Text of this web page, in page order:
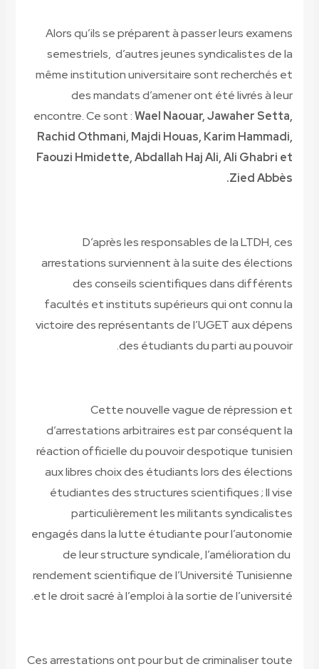
Alors qu’ils se préparent à passer leurs examens
semestriels, d’autres jeunes syndicalistes de la
même institution universitaire sont recherchés et
des mandats d’amener ont été livrés à leur
encontre. Ce sont :Wael Naouar, Jawaher Setta,
Rachid Othmani, Majdi Houas, Karim Hammadi,
Faouzi Hmidette, Abdallah Haj Ali, Ali Ghabri et
Zied Abbès.
D’après les responsables de la LTDH, ces
arrestations surviennent à la suite des élections
des conseils scientifiques dans différents
facultés et instituts supérieurs qui ont connu la
victoire des représentants de l’UGET aux dépens
des étudiants du parti au pouvoir.
Cette nouvelle vague de répression et
d’arrestations arbitraires est par conséquent la
réaction officielle du pouvoir despotique tunisien
aux libres choix des étudiants lors des élections
étudiantes des structures scientifiques ; Il vise
particulièrement les militants syndicalistes
engagés dans la lutte étudiante pour l’autonomie
de leur structure syndicale, l’amélioration du
rendement scientifique de l’Université Tunisienne
et le droit sacré à l’emploi à la sortie de l’université.
Ces arrestations ont pour but de criminaliser toute